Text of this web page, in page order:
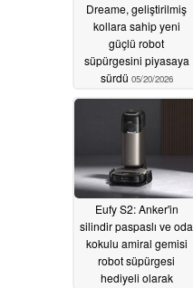
Dreame, geliştirilmiş
kollara sahip yeni
güçlü robot
süpürgesini piyasaya
sürdü 05/20/2026
Eufy S2: Anker'in
silindir paspaslı ve oda
kokulu amiral gemisi
robot süpürgesi
hediyeli olarak